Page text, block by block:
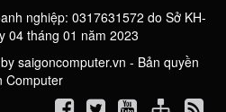
nghiệp: 0317631572 do Sở KH-
04 tháng 01 năm 2023
saigoncomputer.vn - Bản quyền
Computer